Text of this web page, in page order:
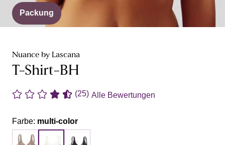
Packung
Nuance by Lascana
T-Shirt-BH
(25) Alle Bewertungen
Farbe: multi-color